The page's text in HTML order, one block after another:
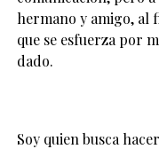
hermano y amigo, al
que se esfuerza por
dado.
Soy quien busca